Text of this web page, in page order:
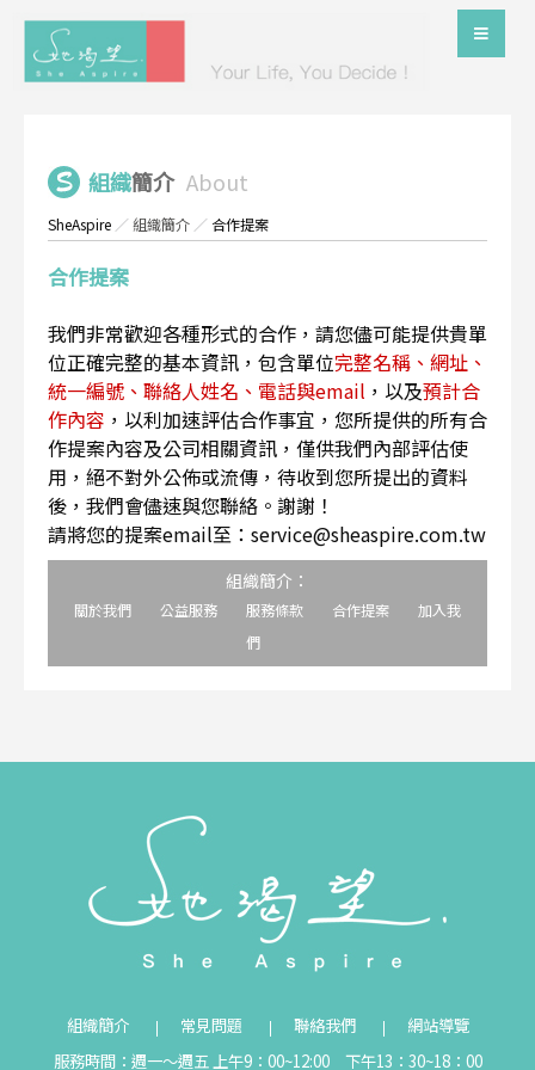
組織簡介 About
SheAspire ／組織簡介 ／ 合作提案
合作提案
我們非常歡迎各種形式的合作，請您儘可能提供貴單
位正確完整的基本資訊，包含單位完整名稱、網址、
統一編號、聯絡人姓名、電話與email ，以及預計合
作內容 ，以利加速評估合作事宜，您所提供的所有合
作提案內容及公司相關資訊，僅供我們內部評估使
用，絕不對外公佈或流傳，待收到您所提出的資料
後，我們會儘速與您聯絡。謝謝！
請將您的提案email至：service@sheaspire.com.tw
組織簡介：
關於我們 公益服務 服務條款 合作提案
加入我
們
組織簡介 常見問題 聯絡我們
網站導覽
服務時間：週一～週五 上午9：00~12:00 下午13：30~18：00